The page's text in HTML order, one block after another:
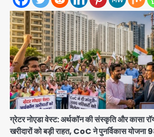
ग्रेटर नोएडा वेस्ट: अर्थकॉन की संस्कृति और कासा
खरीदारों को बड़ी राहत, CoC ने पुनर्विकास
3
पुणे में प्रशिक्षण विमान हादसे
हताहत नहीं
Team JHJ
4
Greater Noida
Connection Fraud:
कॉल पर 9.77 लाख की
Avinash Kumar
Taylor Swift: ट्रंप
पोस्ट से हटाए गए गाने, जानें